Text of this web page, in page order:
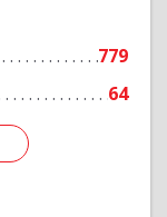
779
64